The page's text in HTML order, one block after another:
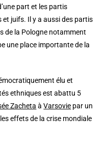
part et les partis
juifs. Il y a aussi des partis
de la Pologne notamment
une place importante de la
élu et
ethniques est abattu 5
Zacheta àVarsovie par un
effets de la crise mondiale